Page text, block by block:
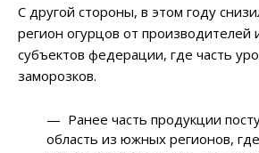
С другой стороны, в этом году
регион огурцов от производителей
субъектов федерации, где часть
заморозков.
— Ранее часть продукции
область из южных регионов,